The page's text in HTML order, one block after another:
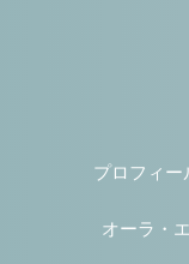
プロフィー
オーラ・